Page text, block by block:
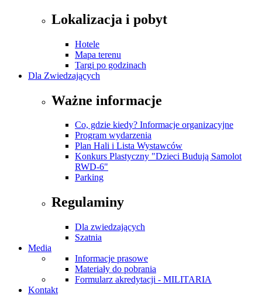
Lokalizacja i pobyt
Hotele
Mapa terenu
Targi po godzinach
Dla Zwiedzających
Ważne informacje
Co, gdzie kiedy? Informacje organizacyjne
Program wydarzenia
Plan Hali i Lista Wystawców
Konkurs Plastyczny "Dzieci Budują Samolot
RWD-6"
Parking
Regulaminy
Dla zwiedzających
Szatnia
Media
Informacje prasowe
Materiały do pobrania
Formularz akredytacji - MILITARIA
Kontakt